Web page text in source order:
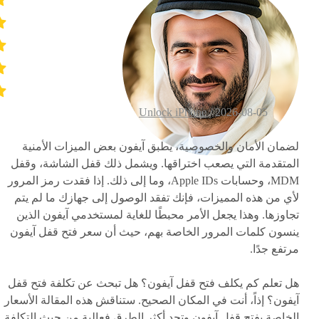
2026-08-05 /
Unlock iPhone
لضمان الأمان والخصوصية، يطبق آيفون بعض الميزات الأمنية
المتقدمة التي يصعب اختراقها. ويشمل ذلك قفل الشاشة، وقفل
MDM، وحسابات Apple IDs، وما إلى ذلك. إذا فقدت رمز المرور
لأي من هذه المميزات، فإنك تفقد الوصول إلى جهازك ما لم يتم
تجاوزها. وهذا يجعل الأمر محبطًا للغاية لمستخدمي آيفون الذين
ينسون كلمات المرور الخاصة بهم، حيث أن سعر فتح قفل آيفون
مرتفع جدًا.
هل تعلم كم يكلف فتح قفل آيفون؟ هل تبحث عن تكلفة فتح قفل
آيفون؟ إذاً، أنت في المكان الصحيح. ستناقش هذه المقالة الأسعار